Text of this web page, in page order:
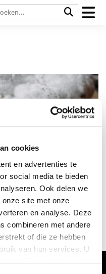
cookies
en advertenties te
social media te bieden
Ook delen we
site met onze
en analyse. Deze
combineren met andere
of die ze hebben
van hun services. U
helft van de
Weihnachtsstol,
Het bij voorkeur met
is niet alleen favoriet in
bij allerlei soorten